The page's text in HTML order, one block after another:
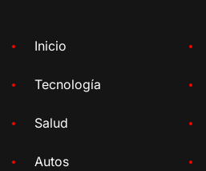
Inicio
Tecnología
Salud
Autos